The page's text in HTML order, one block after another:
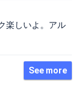
楽しいよ。アル
See more